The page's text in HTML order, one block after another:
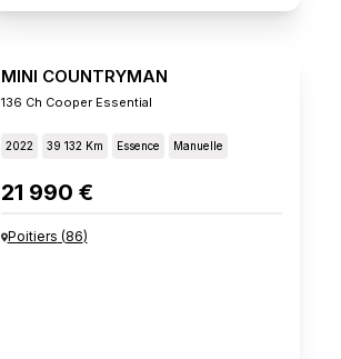
MINI COUNTRYMAN
136 Ch Cooper Essential
2022 39 132 Km Essence Manuelle
21 990 €
Poitiers (86)